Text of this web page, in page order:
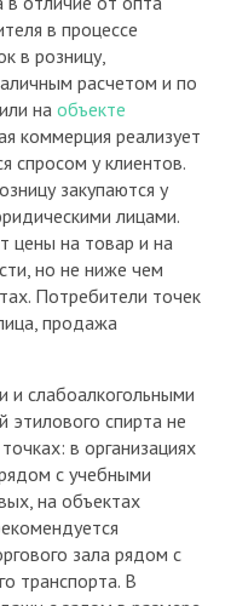
в процессе
в розницу,
расчетом и по
или на объекте
коммерция реализует
спросом у клиентов.
закупаются у
лицами.
цены на товар и на
но не ниже чем
Потребители точек
продажа
и слабоалкогольными
этилового спирта не
в организациях
с учебными
на объектах
зала рядом с
транспорта. В